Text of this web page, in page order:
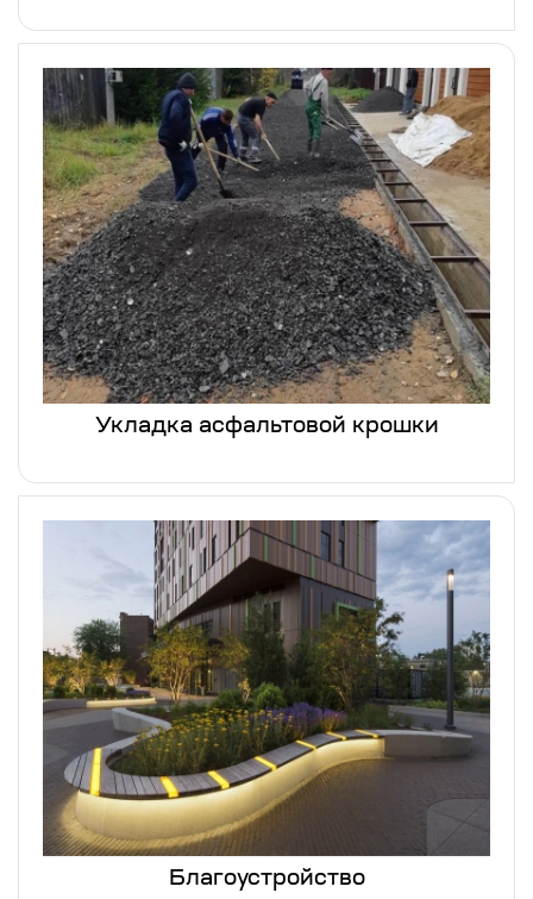
Укладка асфальтовой крошки
Благоустройство